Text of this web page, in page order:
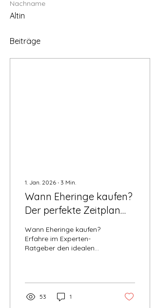
Nachname
Altin
Beiträge
1. Jan. 2026 ∙ 3 Min.
Wann Eheringe kaufen?
Der perfekte Zeitplan
für eure Auswahl
Wann Eheringe kaufen?
Erfahre im Experten-
Ratgeber den idealen
und ohne Zeitdruck.
53 1